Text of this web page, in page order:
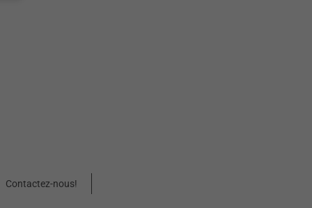
Contactez-nous!